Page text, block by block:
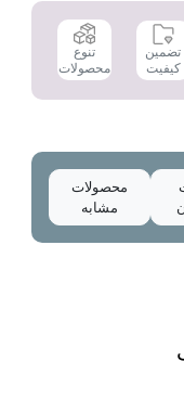
تضمین
کیفیت
تنوع
محصولات
محصولات
مشابه